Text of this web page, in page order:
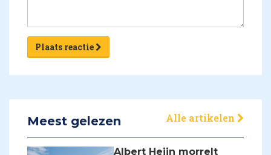
Plaats reactie
Meest gelezen Alle artikelen
Albert Heijn morrelt